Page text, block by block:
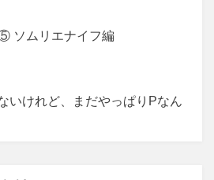
ソムリエナイフ編
いけれど、まだやっぱりPなん